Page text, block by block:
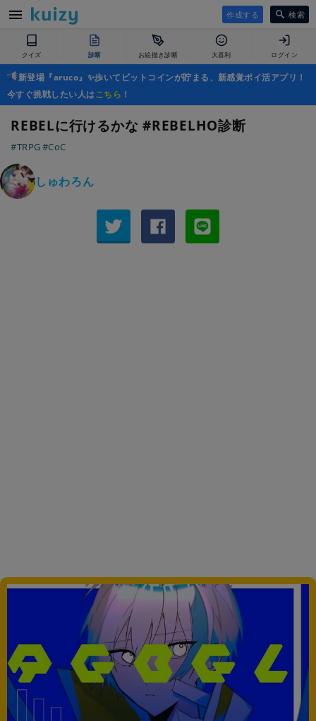
作成する 検索
クイズ 診断 お絵描き診断 大喜利 ログイン
新登場『aruco』✨歩いてビットコインが貯まる、新感覚ポイ活アプリ！
今すぐ挑戦したい人はこちら ！
REBELに行けるかな #REBELHO診断
#TRPG#CoC
しゅわろん